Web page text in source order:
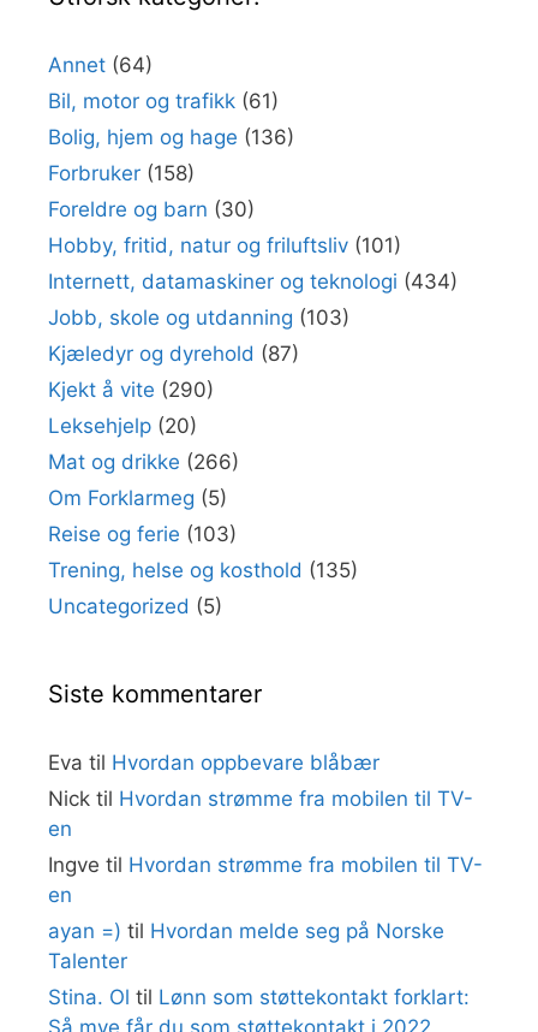
Annet (64)
Bil, motor og trafikk (61)
Bolig, hjem og hage (136)
Forbruker (158)
Foreldre og barn (30)
Hobby, fritid, natur og friluftsliv (101)
Internett, datamaskiner og teknologi (434)
Jobb, skole og utdanning (103)
Kjæledyr og dyrehold (87)
Kjekt å vite (290)
Leksehjelp (20)
Mat og drikke (266)
Om Forklarmeg (5)
Reise og ferie (103)
Trening, helse og kosthold (135)
Uncategorized (5)
Siste kommentarer
Eva til Hvordan oppbevare blåbær
Nick til Hvordan strømme fra mobilen til TV-
en
Ingve til Hvordan strømme fra mobilen til TV-
en
ayan =) til Hvordan melde seg på Norske
Talenter
Stina. Ol til Lønn som støttekontakt forklart:
Så mye får du som støttekontakt i 2022